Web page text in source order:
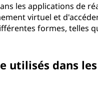
les applications de
virtuel et
formes, telles
utilisés dans